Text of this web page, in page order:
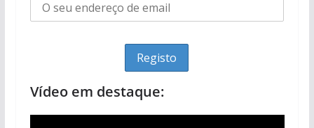
Vídeo em destaque: